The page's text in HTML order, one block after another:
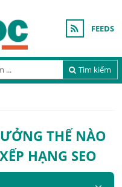
FEEDS
Tìm kiếm
THẾ NÀO
HẠNG SEO